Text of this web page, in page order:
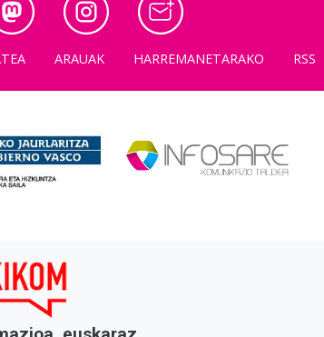
ARAUAK HARREMANETARAKO RSS